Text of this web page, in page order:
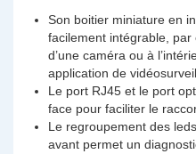
Son boitier miniature en
facilement intégrable,
d’une caméra ou à
application de
Le port RJ45 et le port
face pour faciliter le
Le regroupement des
avant permet un